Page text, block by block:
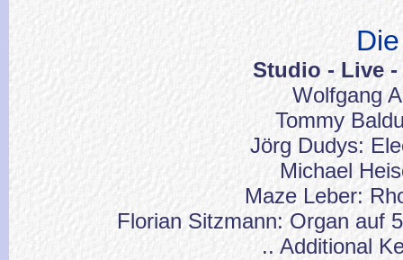
Studio - Live
Wolfgang
Tommy
Jörg Dudys:
Michael
Maze Leber:
Florian Sitzmann: Organ auf
.. Additional